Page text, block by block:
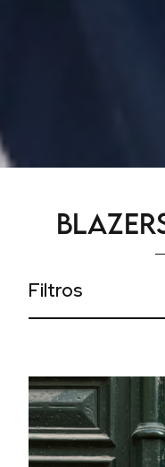
Filtros